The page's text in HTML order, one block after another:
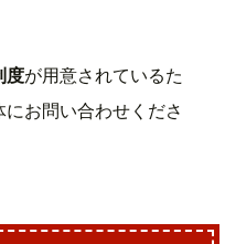
度が用意されているた
お問い合わせくださ